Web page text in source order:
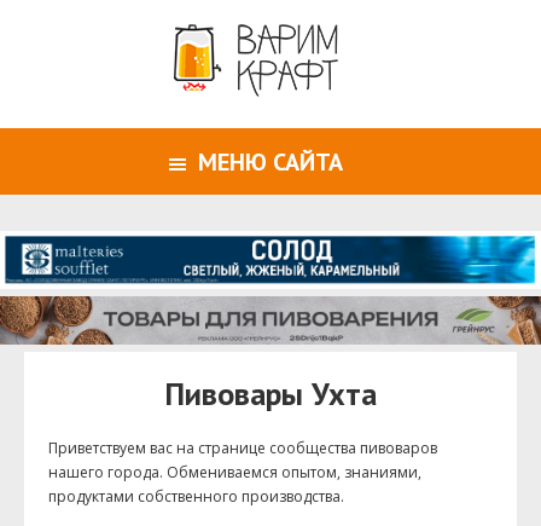
МЕНЮ САЙТА
Пивовары Ухта
Приветствуем ваc на странице сообщества пивоваров
нашего города. Обмениваемся опытом, знаниями,
продуктами собственного производства.